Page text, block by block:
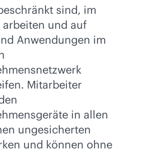
sind, im
arbeiten und auf
Anwendungen im
Mitarbeiter
in allen
ungesicherten
und können ohne